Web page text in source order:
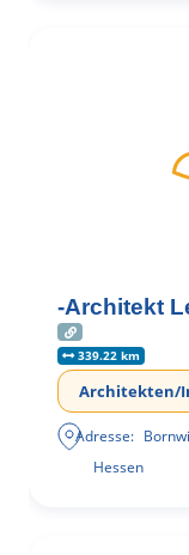
-Architekt
339.22 km
Architekten/
Adresse:
Hessen